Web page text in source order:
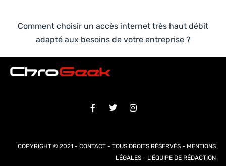
Comment choisir un accès internet très haut débit
adapté aux besoins de votre entreprise ?
COPYRIGHT © 2021 - CONTACT - TOUS DROITS RÉSERVÉS - MENTIONS
LÉGALES - L'ÉQUIPE DE RÉDACTION